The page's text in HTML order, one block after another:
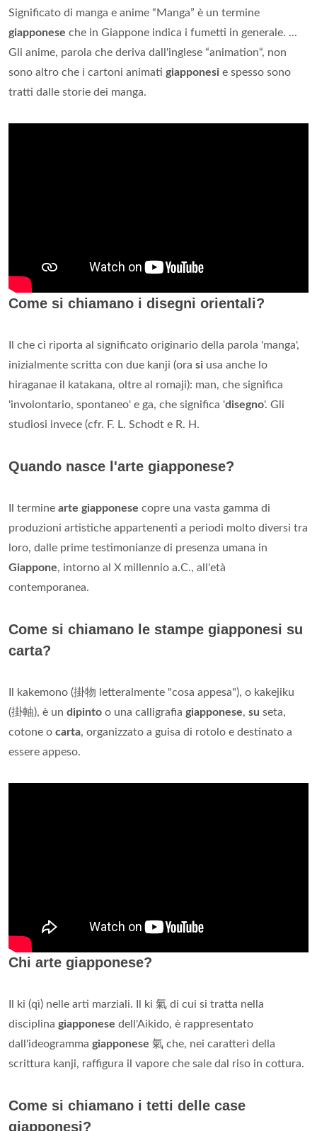
Significato di manga e anime “Manga” è un termine
giapponese che in Giappone indica i fumetti in generale. ...
Gli anime, parola che deriva dall'inglese “animation“, non
sono altro che i cartoni animati giapponesi e spesso sono
tratti dalle storie dei manga.
Come si chiamano i disegni orientali?
Il che ci riporta al significato originario della parola 'manga',
inizialmente scritta con due kanji (ora si usa anche lo
hiraganae il katakana, oltre al romaji): man, che significa
'involontario, spontaneo' e ga, che significa 'disegno'. Gli
studiosi invece (cfr. F. L. Schodt e R. H.
Quando nasce l'arte giapponese?
Il termine arte giapponese copre una vasta gamma di
produzioni artistiche appartenenti a periodi molto diversi tra
loro, dalle prime testimonianze di presenza umana in
Giappone, intorno al X millennio a.C., all'età
contemporanea.
Come si chiamano le stampe giapponesi su
carta?
Il kakemono (掛物 letteralmente "cosa appesa"), o kakejiku
(掛軸), è un dipinto o una calligrafia giapponese, su seta,
cotone o carta, organizzato a guisa di rotolo e destinato a
essere appeso.
Chi arte giapponese?
Il ki (qì) nelle arti marziali. Il ki 氣 di cui si tratta nella
disciplina giapponese dell'Aikido, è rappresentato
dall'ideogramma giapponese 氣 che, nei caratteri della
scrittura kanji, raffigura il vapore che sale dal riso in cottura.
Come si chiamano i tetti delle case
giapponesi?